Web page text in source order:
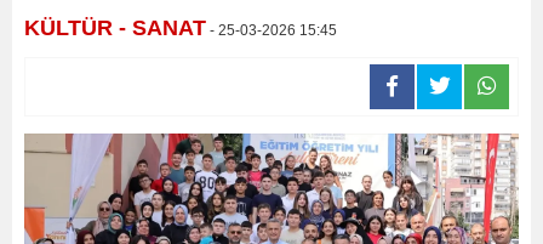
KÜLTÜR - SANAT - 25-03-2026 15:45